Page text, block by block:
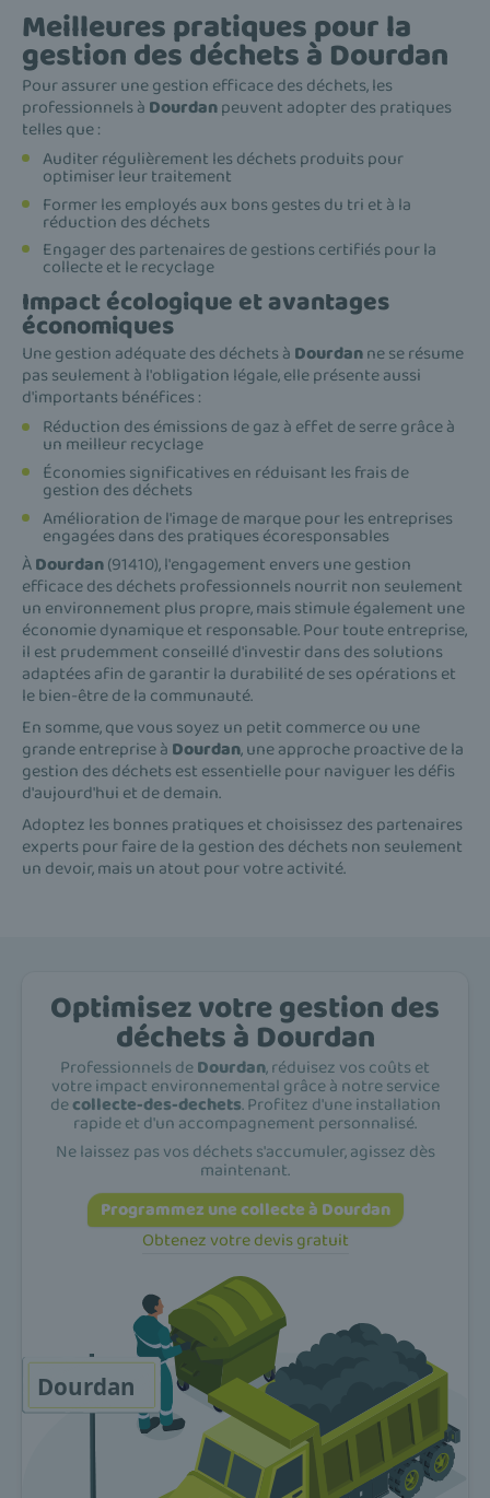
Meilleures pratiques pour la
gestion des déchets à Dourdan
Pour assurer une gestion efficace des déchets, les
professionnels à Dourdanpeuvent adopter des pratiques
telles que :
Auditer régulièrement les déchets produits pour
optimiser leur traitement
Former les employés aux bons gestes du tri et à la
réduction des déchets
Engager des partenaires de gestions certifiés pour la
collecte et le recyclage
Impact écologique et avantages
économiques
Une gestion adéquate des déchets à Dourdanne se résume
pas seulement à l'obligation légale, elle présente aussi
d'importants bénéfices :
Réduction des émissions de gaz à effet de serre grâce à
un meilleur recyclage
Économies significatives en réduisant les frais de
gestion des déchets
Amélioration de l'image de marque pour les entreprises
engagées dans des pratiques écoresponsables
ÀDourdan(91410), l'engagement envers une gestion
efficace des déchets professionnels nourrit non seulement
un environnement plus propre, mais stimule également une
économie dynamique et responsable. Pour toute entreprise,
il est prudemment conseillé d'investir dans des solutions
adaptées afin de garantir la durabilité de ses opérations et
le bien-être de la communauté.
En somme, que vous soyez un petit commerce ou une
grande entreprise à Dourdan, une approche proactive de la
gestion des déchets est essentielle pour naviguer les défis
d'aujourd'hui et de demain.
Adoptez les bonnes pratiques et choisissez des partenaires
experts pour faire de la gestion des déchets non seulement
un devoir, mais un atout pour votre activité.
Optimisez votre gestion des
déchets à Dourdan
Professionnels deDourdan, réduisez vos coûts et
votre impact environnemental grâce à notre service
decollecte-des-dechets. Profitez d'une installation
rapide et d'un accompagnement personnalisé.
Ne laissez pas vos déchets s'accumuler, agissez dès
maintenant.
Programmez une collecte à Dourdan
Obtenez votre devis gratuit